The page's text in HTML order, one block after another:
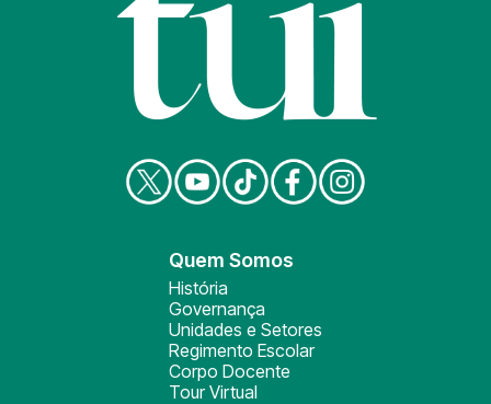
Quem Somos
História
Governança
Unidades e Setores
Regimento Escolar
Corpo Docente
Tour Virtual